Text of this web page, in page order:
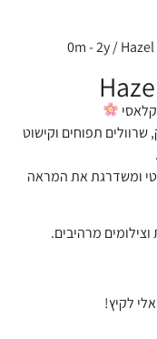
0m - 2y/
תפוחים וקישוט
ומשדרגת את המראה
מרהיבים.
לקיץ!